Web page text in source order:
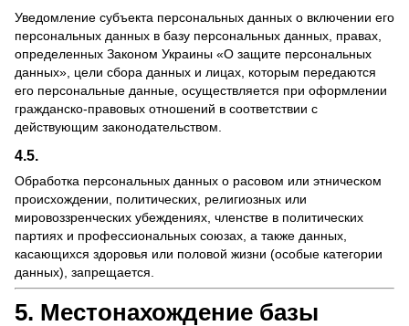
Уведомление субъекта персональных данных о включении его
персональных данных в базу персональных данных, правах,
определенных Законом Украины «О защите персональных
данных», цели сбора данных и лицах, которым передаются
его персональные данные, осуществляется при оформлении
гражданско-правовых отношений в соответствии с
действующим законодательством.
4.5.
Обработка персональных данных о расовом или этническом
происхождении, политических, религиозных или
мировоззренческих убеждениях, членстве в политических
партиях и профессиональных союзах, а также данных,
касающихся здоровья или половой жизни (особые категории
данных), запрещается.
5. Местонахождение базы